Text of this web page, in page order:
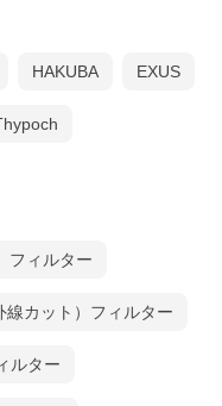
HAKUBA EXUS
フィルター
線カット）フィルター
ルター